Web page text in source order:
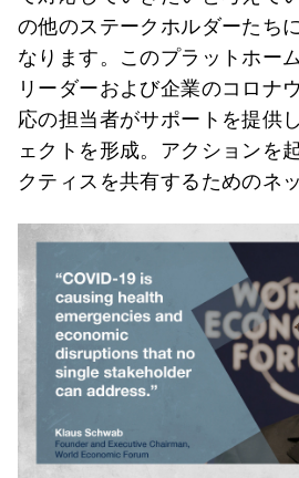
の他のステークホルダーたち
なります。このプラットホー
リーダーおよび企業のコロナ
応の担当者がサポートを提供
ェクトを形成。アクションを
クティスを共有するためのネ